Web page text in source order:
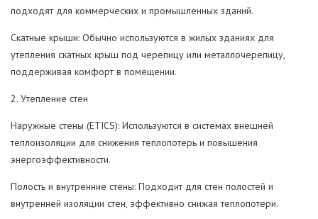
подходят для коммерческих и промышленных зданий.
Скатные крыши: Обычно используются в жилых зданиях для
утепления скатных крыш под черепицу или металлочерепицу,
поддерживая комфорт в помещении.
2. Утепление стен
Наружные стены (ETICS): Используются в системах внешней
теплоизоляции для снижения теплопотерь и повышения
энергоэффективности.
Полость и внутренние стены: Подходит для стен полостей и
внутренней изоляции стен, эффективно снижая теплопотери.